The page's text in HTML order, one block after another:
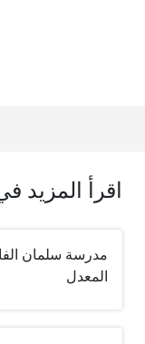
اقرأ المزيد
مدرسة سلمان
المعدل